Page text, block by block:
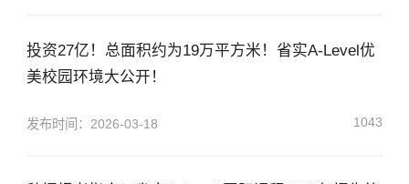
投资27亿！总面积约为19万平方米！省实A-Level优
美校园环境大公开！
1043
发布时间：2026-03-18